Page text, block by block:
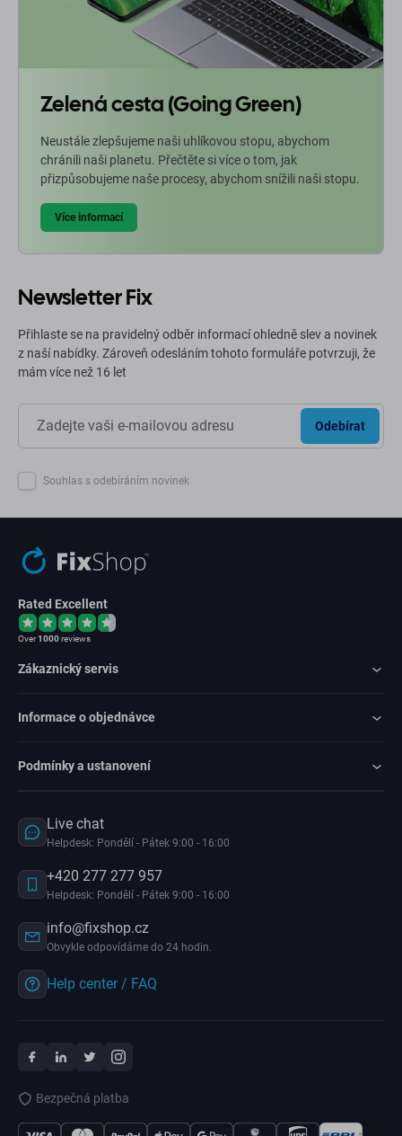
Zelená cesta (Going Green)
Neustále zlepšujeme naši uhlíkovou stopu, abychom
chránili naši planetu. Přečtěte si více o tom, jak
přizpůsobujeme naše procesy, abychom snížili naši stopu.
Více informací
Newsletter Fix
Přihlaste se na pravidelný odběr informací ohledně slev a novinek
z naší nabídky. Zároveň odesláním tohoto formuláře potvrzuji, že
mám více než 16 let
Odebírat
Souhlas s odebíráním novinek
Rated Excellent
Over1000reviews
Zákaznický servis
Informace o objednávce
Podmínky a ustanovení
Live chat
Helpdesk: Pondělí - Pátek 9:00 - 16:00
+420 277 277 957
Helpdesk: Pondělí - Pátek 9:00 - 16:00
info@fixshop.cz
Obvykle odpovídáme do 24 hodin.
Help center / FAQ
Bezpečná platba